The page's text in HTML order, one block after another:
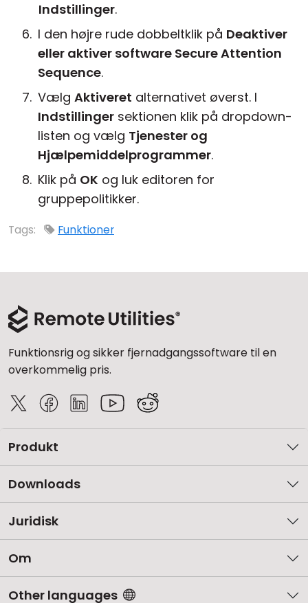
Indstillinger.
I den højre rude dobbeltklik på Deaktiver
eller aktiver software Secure Attention
Sequence.
Vælg Aktiveret alternativet øverst. I
Indstillinger sektionen klik på dropdown-
listen og vælg Tjenester og
Hjælpemiddelprogrammer.
Klik på OK og luk editoren for
gruppepolitikker.
Tags: Funktioner
Funktionsrig og sikker fjernadgangssoftware til en
overkommelig pris.
Produkt
Downloads
Juridisk
Om
Other languages